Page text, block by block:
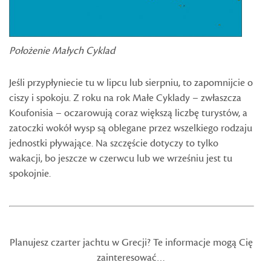
Położenie Małych Cyklad
Jeśli przypłyniecie tu w lipcu lub sierpniu, to zapomnijcie o
ciszy i spokoju. Z roku na rok Małe Cyklady – zwłaszcza
Koufonisia – oczarowują coraz większą liczbę turystów, a
zatoczki wokół wysp są oblegane przez wszelkiego rodzaju
jednostki pływające. Na szczęście dotyczy to tylko
wakacji, bo jeszcze w czerwcu lub we wrześniu jest tu
spokojnie.
Planujesz czarter jachtu w Grecji? Te informacje mogą Cię
zainteresować…